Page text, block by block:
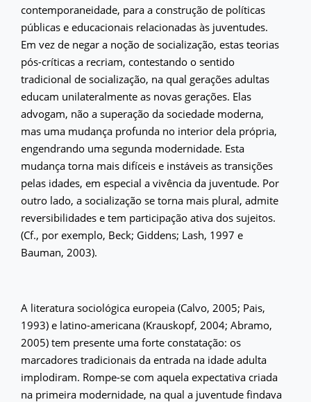
contemporaneidade, para a construção de políticas
públicas e educacionais relacionadas às juventudes.
Em vez de negar a noção de socialização, estas teorias
pós-críticas a recriam, contestando o sentido
tradicional de socialização, na qual gerações adultas
educam unilateralmente as novas gerações. Elas
advogam, não a superação da sociedade moderna,
mas uma mudança profunda no interior dela própria,
engendrando uma segunda modernidade. Esta
mudança torna mais difíceis e instáveis as transições
pelas idades, em especial a vivência da juventude. Por
outro lado, a socialização se torna mais plural, admite
reversibilidades e tem participação ativa dos sujeitos.
(Cf., por exemplo, Beck; Giddens; Lash, 1997 e
Bauman, 2003).
A literatura sociológica europeia (Calvo, 2005; Pais,
1993) e latino-americana (Krauskopf, 2004; Abramo,
2005) tem presente uma forte constatação: os
marcadores tradicionais da entrada na idade adulta
implodiram. Rompe-se com aquela expectativa criada
na primeira modernidade, na qual a juventude findava